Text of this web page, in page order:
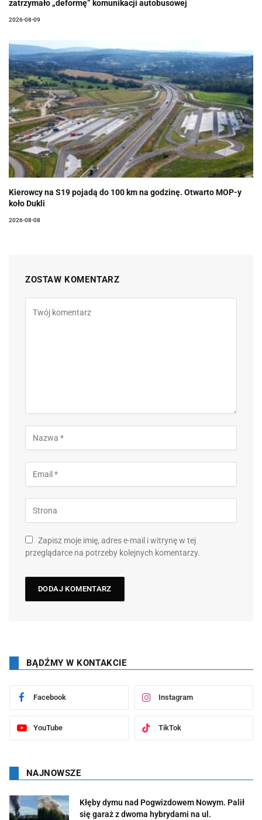
zatrzymało „deformę” komunikacji autobusowej
2026-08-09
Kierowcy na S19 pojadą do 100 km na godzinę. Otwarto MOP-y
koło Dukli
2026-08-08
ZOSTAW KOMENTARZ
Zapisz moje imię, adres e-mail i witrynę w tej
przeglądarce na potrzeby kolejnych komentarzy.
BĄDŹMY W KONTAKCIE
Facebook Instagram
YouTube TikTok
NAJNOWSZE
Kłęby dymu nad Pogwizdowem Nowym. Palił
się garaż z dwoma hybrydami na ul.